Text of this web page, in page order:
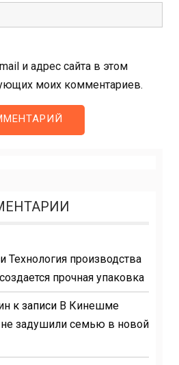
и адрес сайта в этом
моих комментариев.
Технология производства
прочная упаковка
к записи В Кинешме
задушили семью в новой